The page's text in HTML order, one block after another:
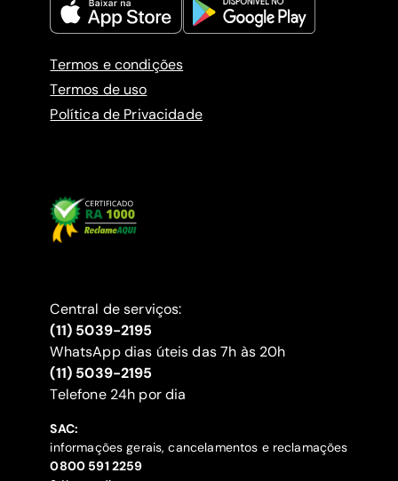
Termos e condições
Termos de uso
Política de Privacidade
Central de serviços:
(11) 5039-2195
WhatsApp dias úteis das 7h às 20h
(11) 5039-2195
‍Telefone 24h por dia
SAC:
informações gerais, cancelamentos e reclamações
‍0800 591 2259